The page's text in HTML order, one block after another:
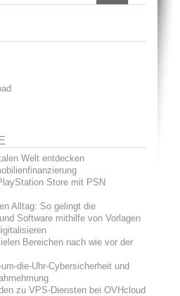
Welt entdecken
Store mit PSN
Alltag: So gelingt die
Software mithilfe von Vorlagen
Bereichen nach wie vor der
die-Uhr-Cybersicherheit und
zu VPS-Diensten bei OVHcloud